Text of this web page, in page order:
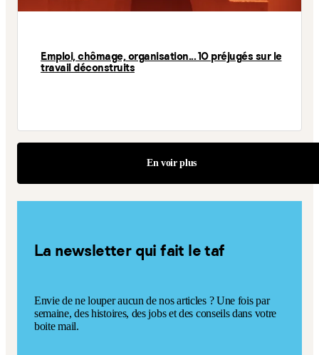
Emploi, chômage, organisation... 10 préjugés sur le
travail déconstruits
En voir plus
La newsletter qui fait le taf
Envie de ne louper aucun de nos articles ? Une fois par
semaine, des histoires, des jobs et des conseils dans votre
boite mail.